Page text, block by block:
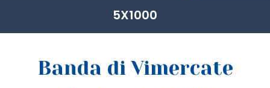
5X1000
Banda di Vimercate